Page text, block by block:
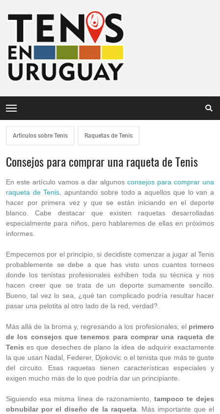
Articulos sobre Tenis Raquetas de Tenis
Consejos para comprar una raqueta de Tenis
En este artículo vamos a dar algunos consejos para comprar una
raqueta de Tenis , apuntando sobre todo a aquellos que lo van a
hacer por primera vez y que se están iniciando en el deporte
blanco. Cabe destacar que existen raquetas desarrolladas
especialmente para niños, pero hablaremos de ellas en próximos
informes.
Empecemos por el principio, si decidiste comenzar a jugar al Tenis
probablemente se debe a que has visto unos cuantos torneos
donde los tenistas profesionales exhiben toda su técnica y nos
hacen creer que se trata de un deporte sumamente sencillo.
Bueno, tal vez lo sea, ¿qué tan complicado podría resultar hacer
pasar una pelotita al otro lado de la red, verdad?.
Más allá de la broma y, regresando a los profesionales; el primero
de los consejos que tenemos para comprar una raqueta de
Tenis es que deseches de plano la idea de adquirir exactamente
la que usan Nadal, Federer, Djokovic o el tenista que más te guste
del circuito. Esas raquetas tienen características especiales y
exigen mucho más de lo que podría dar un principiante.
Siguiendo esa misma línea de razonamiento, tampoco te dejes
obnubilar por el diseño de la raqueta. Más importante que el